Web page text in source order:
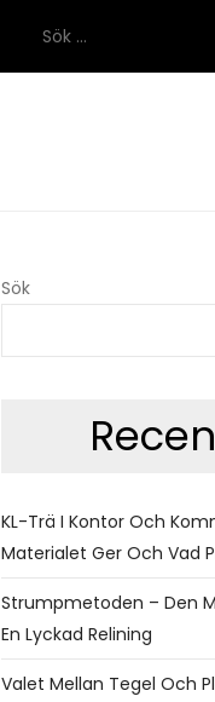
efter:
Sök
KL-Trä I Kontor Och
Materialet Ger Och Vad
Strumpmetoden – Den
En Lyckad Relining
Valet Mellan Tegel Och